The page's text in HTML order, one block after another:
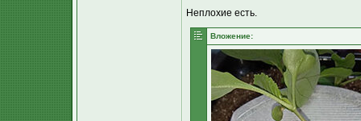
Неплохие есть.
Вложение: